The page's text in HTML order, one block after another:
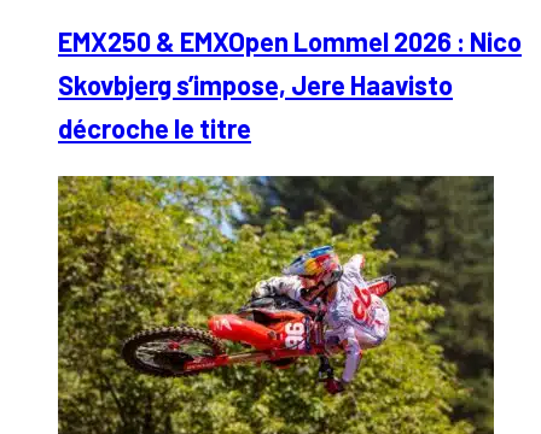
EMX250 & EMXOpen Lommel 2026 : Nico
Skovbjerg s’impose, Jere Haavisto
décroche le titre